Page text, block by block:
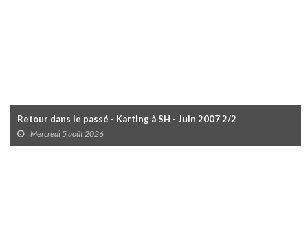
Retour dans le passé - Karting à SH - Juin 2007 2/2
Mercredi 5 août 2026